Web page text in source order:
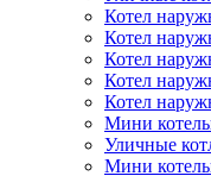
Котел
Котел
Котел
Котел
Котел
Мини
Уличные
Мини